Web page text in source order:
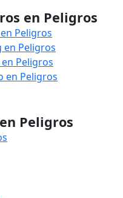
en Peligros
Peligros
en Peligros
Peligros
en Peligros
Peligros